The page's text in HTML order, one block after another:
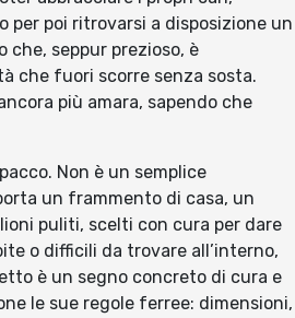
poi ritrovarsi a disposizione un
che, seppur prezioso, è
che fuori scorre senza sosta.
più amara, sapendo che
Non è un semplice
un frammento di casa, un
puliti, scelti con cura per dare
o difficili da trovare all’interno,
è un segno concreto di cura e
le sue regole ferree: dimensioni,